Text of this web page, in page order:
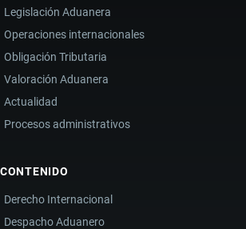
Legislación Aduanera
Operaciones internacionales
Obligación Tributaria
Valoración Aduanera
Actualidad
Procesos administrativos
CONTENIDO
Derecho Internacional
Despacho Aduanero